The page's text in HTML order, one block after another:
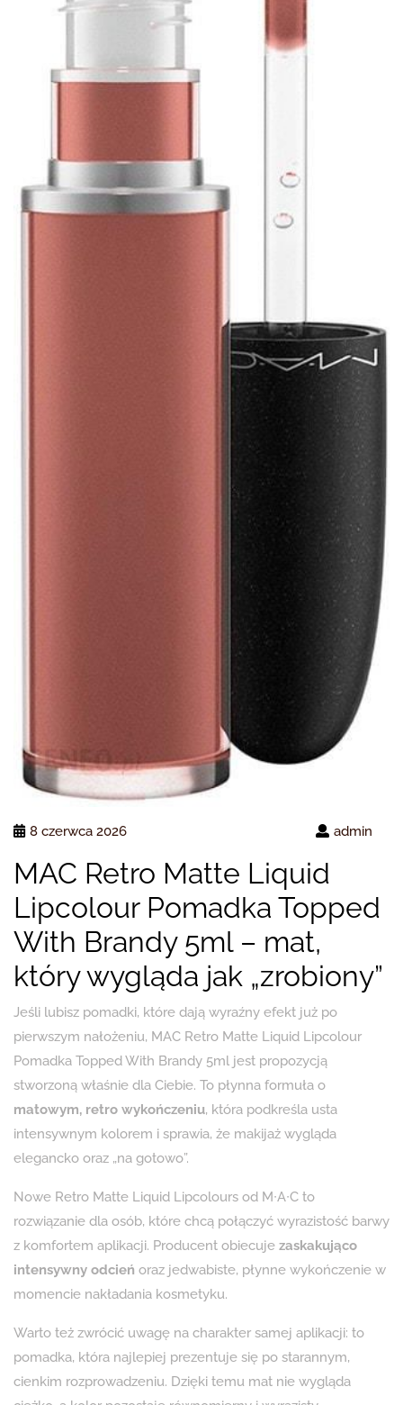
8 czerwca 2026 admin
MAC Retro Matte Liquid
Lipcolour Pomadka Topped
With Brandy 5ml – mat,
który wygląda jak „zrobiony”
Jeśli lubisz pomadki, które dają wyraźny efekt już po
pierwszym nałożeniu, MAC Retro Matte Liquid Lipcolour
Pomadka Topped With Brandy 5ml jest propozycją
stworzoną właśnie dla Ciebie. To płynna formuła o
matowym, retro wykończeniu, która podkreśla usta
intensywnym kolorem i sprawia, że makijaż wygląda
elegancko oraz „na gotowo”.
Nowe Retro Matte Liquid Lipcolours od M∙A∙C to
rozwiązanie dla osób, które chcą połączyć wyrazistość barwy
z komfortem aplikacji. Producent obiecuje zaskakująco
intensywny odcień oraz jedwabiste, płynne wykończenie w
momencie nakładania kosmetyku.
Warto też zwrócić uwagę na charakter samej aplikacji: to
pomadka, która najlepiej prezentuje się po starannym,
cienkim rozprowadzeniu. Dzięki temu mat nie wygląda